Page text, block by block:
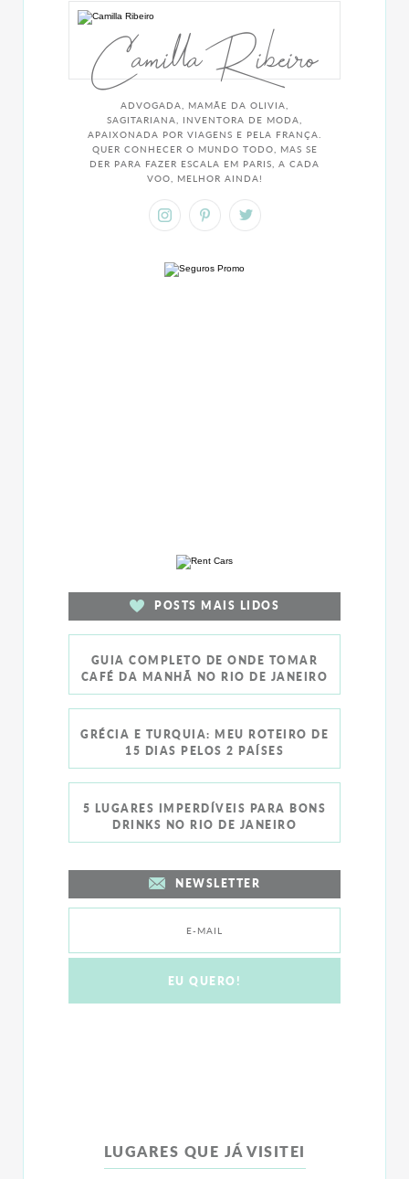
Camilla Ribeiro
ADVOGADA, MAMÃE DA OLIVIA,
SAGITARIANA, INVENTORA DE MODA,
APAIXONADA POR VIAGENS E PELA FRANÇA.
QUER CONHECER O MUNDO TODO, MAS SE
DER PARA FAZER ESCALA EM PARIS, A CADA
VOO, MELHOR AINDA!
POSTS MAIS LIDOS
GUIA COMPLETO DE ONDE TOMAR
CAFÉ DA MANHÃ NO RIO DE JANEIRO
GRÉCIA E TURQUIA: MEU ROTEIRO DE
15 DIAS PELOS 2 PAÍSES
5 LUGARES IMPERDÍVEIS PARA BONS
DRINKS NO RIO DE JANEIRO
NEWSLETTER
LUGARES QUE JÁ VISITEI